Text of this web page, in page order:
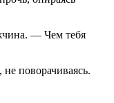
— Чем тебя
поворачиваясь.